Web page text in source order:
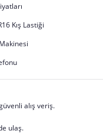
Kış Lastiği
alış veriş.
ulaş.